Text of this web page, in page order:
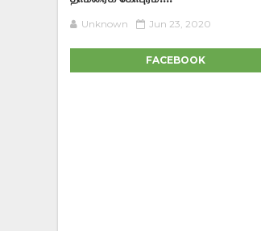
Unknown Jun 23, 2020
FACEBOOK